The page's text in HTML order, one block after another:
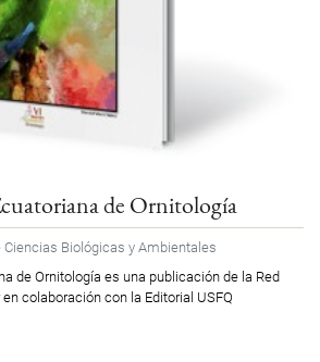
de Ornitología
Ciencias Biológicas y Ambientales
de Ornitología es una publicación de la Red
colaboración con la Editorial USFQ